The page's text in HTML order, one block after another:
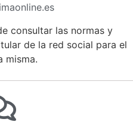
consultar las normas y
de la red social para el
misma.